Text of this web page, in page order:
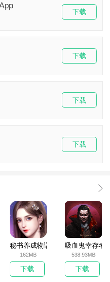
下载
下载
下载
下载
解版秘书养成物语
162MB
下载
吸血鬼幸存者
538.93MB
下载